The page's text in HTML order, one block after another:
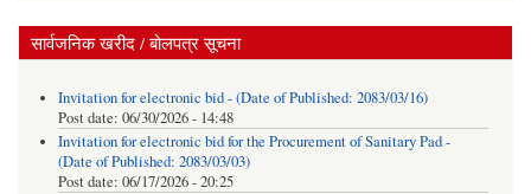
सार्वजनिक खरीद / बोलपत्र सूचना
Invitation for electronic bid - (Date of Published: 2083/03/16)
Post date: 06/30/2026 - 14:48
Invitation for electronic bid for the Procurement of Sanitary Pad -
(Date of Published: 2083/03/03)
Post date: 06/17/2026 - 20:25